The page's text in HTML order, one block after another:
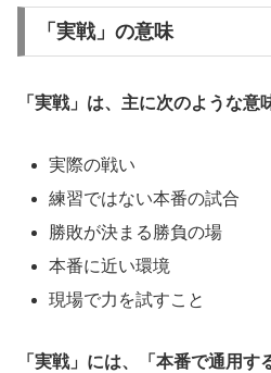
「実戦」の意味
「実戦」は、主に次のような意
実際の戦い
練習ではない本番の試合
勝敗が決まる勝負の場
本番に近い環境
現場で力を試すこと
「実戦」には、「本番で通用